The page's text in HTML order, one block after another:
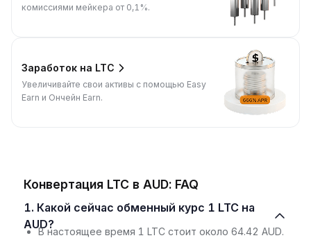
комиссиями мейкера от 0,1%.
Заработок на LTC
Увеличивайте свои активы с помощью Easy
Earn и Ончейн Earn.
Конвертация LTC в AUD: FAQ
1. Какой сейчас обменный курс 1 LTC на
AUD?
В настоящее время 1 LTC стоит около 64.42 AUD.